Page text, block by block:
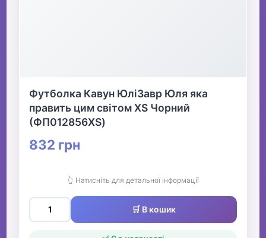
Футболка Кавун ЮліЗавр Юля яка
править цим світом XS Чорний
(ФП012856XS)
832 грн
👆 Натисніть для детальної інформації
🛒 В кошик